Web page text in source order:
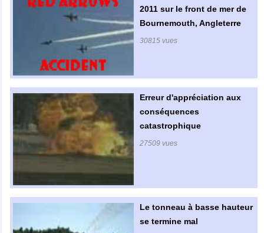
2011 sur le front de mer de
Bournemouth, Angleterre
30815 vues
Erreur d'appréciation aux
conséquences
catastrophique
27509 vues
Le tonneau à basse hauteur
se termine mal